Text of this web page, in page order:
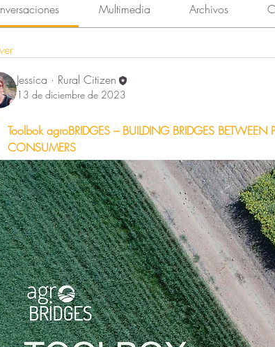
Multimedia Archivos
Jessica · Rural Citizen
13 de diciembre de 2023
Toolbok agroBRIDGES – BUILDING BRIDGES BETWEEN
CONSUMERS